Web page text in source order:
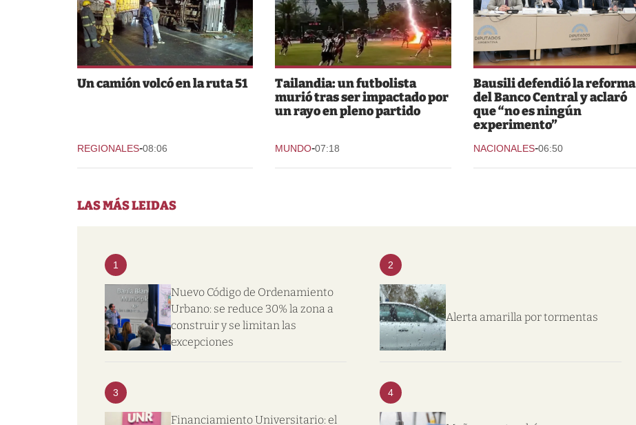
Un camión volcó en la ruta 51
REGIONALES-08:06
Tailandia: un futbolista
murió tras ser impactado por
un rayo en pleno partido
MUNDO-07:18
Bausili defendió la reforma
del Banco Central y aclaró
que “no es ningún
experimento”
NACIONALES-06:50
LAS MÁS LEIDAS
1
Nuevo Código de Ordenamiento
Urbano: se reduce 30% la zona a
construir y se limitan las
excepciones
2
Alerta amarilla por tormentas
3
Financiamiento Universitario: el
4